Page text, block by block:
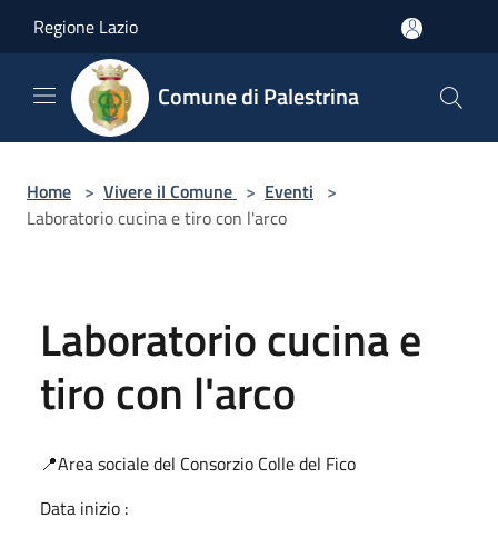
Regione Lazio
Comune di Palestrina
Home > Vivere il Comune > Eventi >
Laboratorio cucina e tiro con l'arco
Laboratorio cucina e
tiro con l'arco
📍Area sociale del Consorzio Colle del Fico
Data inizio :